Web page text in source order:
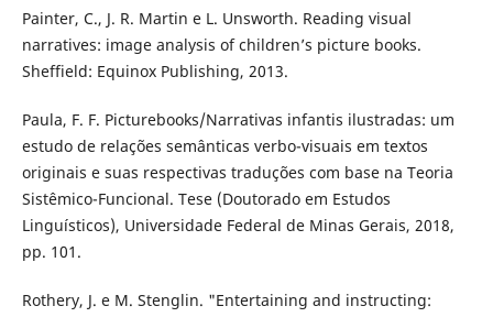
Painter, C., J. R. Martin e L. Unsworth. Reading visual
narratives: image analysis of children’s picture books.
Sheffield: Equinox Publishing, 2013.
Paula, F. F. Picturebooks/Narrativas infantis ilustradas: um
estudo de relações semânticas verbo-visuais em textos
originais e suas respectivas traduções com base na Teoria
Sistêmico-Funcional. Tese (Doutorado em Estudos
Linguísticos), Universidade Federal de Minas Gerais, 2018,
pp. 101.
Rothery, J. e M. Stenglin. "Entertaining and instructing: